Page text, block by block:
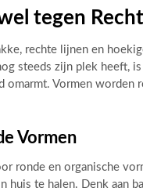
tegen
rechte lijnen en
steeds zijn plek heeft,
Vormen worden
Vormen
ronde en organische
huis te halen. Denk aan